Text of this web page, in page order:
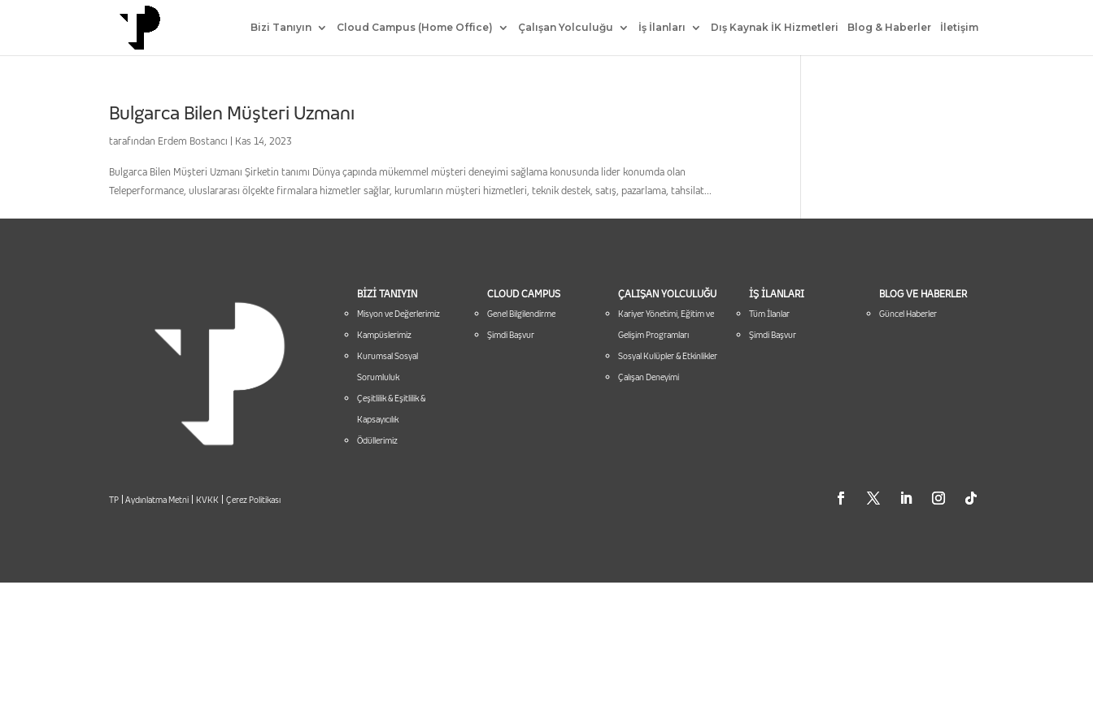
Bizi Tanıyın Cloud Campus (Home Office) Çalışan Yolculuğu İş İlanları Dış Kaynak İK Hizmetleri Blog & Haberler İletişim
Bulgarca Bilen Müşteri Uzmanı
tarafından Erdem Bostancı | Kas 14, 2023
Bulgarca Bilen Müşteri Uzmanı Şirketin tanımı Dünya çapında mükemmel müşteri deneyimi sağlama konusunda lider konumda olan
Teleperformance, uluslararası ölçekte firmalara hizmetler sağlar, kurumların müşteri hizmetleri, teknik destek, satış, pazarlama, tahsilat...
BİZİ TANIYIN
Misyon ve Değerlerimiz
Kampüslerimiz
Kurumsal Sosyal
Sorumluluk
Çeşitlilik & Eşitlilik &
Kapsayıcılık
Ödüllerimiz
CLOUD CAMPUS
Genel Bilgilendirme
Şimdi Başvur
ÇALIŞAN YOLCULUĞU
Kariyer Yönetimi, Eğitim ve
Gelişim Programları
Sosyal Kulüpler & Etkinlikler
Çalışan Deneyimi
İŞ İLANLARI
Tüm İlanlar
Şimdi Başvur
BLOG VE HABERLER
Güncel Haberler
TP | Aydınlatma Metni |KVKK |Çerez Politikası